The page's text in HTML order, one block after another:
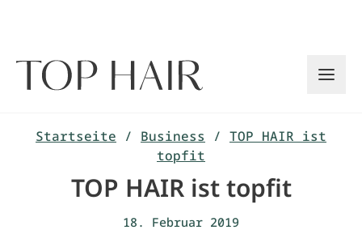
Startseite / Business / TOP HAIR ist
topfit
TOP HAIR ist topfit
18. Februar 2019